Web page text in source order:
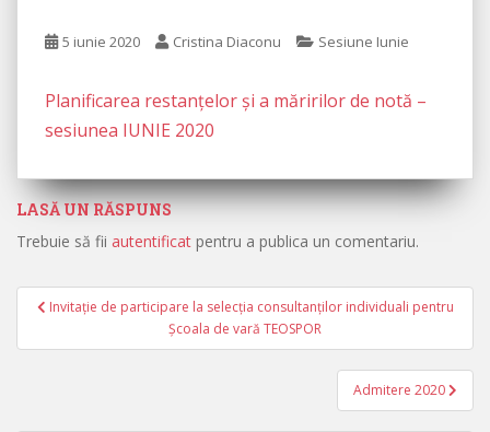
5 iunie 2020 Cristina Diaconu Sesiune Iunie
Planificarea restanţelor şi a măririlor de notă –
sesiunea IUNIE 2020
LASĂ UN RĂSPUNS
Trebuie să fii autentificat pentru a publica un comentariu.
Navigare în articole
Invitație de participare la selecția consultanților individuali pentru
Școala de vară TEOSPOR
Admitere 2020